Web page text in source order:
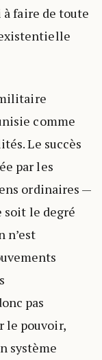
faire de toute
comme
Le succès
par les
ordinaires —
soit le degré
n’est
pas
le pouvoir,
système